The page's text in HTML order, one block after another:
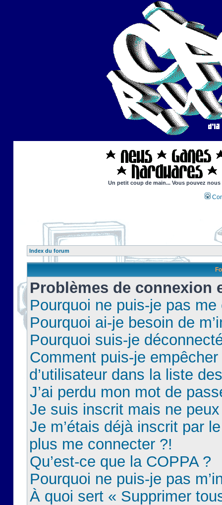
Un petit coup de main... Vous pouvez
Index du forum
Problèmes de connexion
Pourquoi ne puis-je pas
Pourquoi ai-je besoin de
Pourquoi suis-je
Comment puis-je
d’utilisateur dans la liste
J’ai perdu mon mot de
Je suis inscrit mais ne
Je m’étais déjà inscrit par
plus me connecter ?!
Qu’est-ce que la COPPA ?
Pourquoi ne puis-je pas
À quoi sert « Supprimer